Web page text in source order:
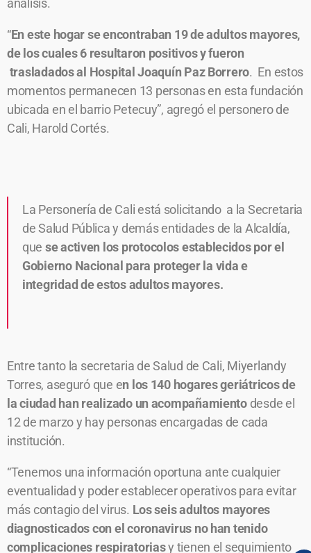
análisis.
“En este hogar se encontraban 19 de adultos mayores,
de los cuales 6 resultaron positivos y fueron
trasladados al Hospital Joaquín Paz Borrero. En estos
momentos permanecen 13 personas en esta fundación
ubicada en el barrio Petecuy”, agregó el personero de
Cali, Harold Cortés.
La Personería de Cali está solicitando a la Secretaria
de Salud Pública y demás entidades de la Alcaldía,
que se activen los protocolos establecidos por el
Gobierno Nacional para proteger la vida e
integridad de estos adultos mayores.
Entre tanto la secretaria de Salud de Cali, Miyerlandy
Torres, aseguró que en los 140 hogares geriátricos de
la ciudad han realizado un acompañamientodesde el
12 de marzo y hay personas encargadas de cada
institución.
“Tenemos una información oportuna ante cualquier
eventualidad y poder establecer operativos para evitar
más contagio del virus. Los seis adultos mayores
diagnosticados con el coronavirus no han tenido
complicaciones respiratoriasy tienen el seguimiento